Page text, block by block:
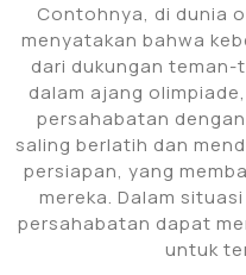
Contohnya, di dunia
menyatakan bahwa
dari dukungan teman-
dalam ajang
persahabatan
saling berlatih dan
persiapan, yang
mereka. Dalam
persahabatan dapat
untuk